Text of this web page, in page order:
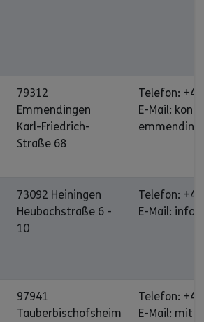
79312
Emmendingen
Karl-Friedrich-
Straße 68
Telefon:
E-Mail:
73092 Heiningen
Heubachstraße 6 -
10
Telefon:
E-Mail:
97941
Tauberbischofsheim
Telefon:
E-Mail: